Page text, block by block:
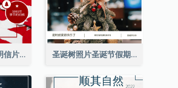
红色圣诞帽照片明信片 圣诞树照片圣诞节假期明信片